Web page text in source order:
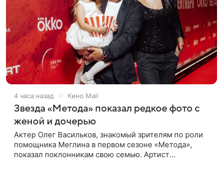
4 часа назад Кино Mail
Звезда «Метода» показал редкое фото с
женой и дочерью
Актер Олег Васильков, знакомый зрителям по роли
помощника Меглина в первом сезоне «Метода»,
показал поклонникам свою семью. Артист